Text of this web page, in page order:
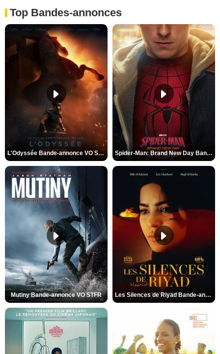
Top Bandes-annonces
L'Odyssée Bande-annonce VO STFR Spider-Man: Brand New Day Bande-annonce VO STFR
Mutiny Bande-annonce VO STFR Les Silences de Riyad Bande-annonce VO STFR